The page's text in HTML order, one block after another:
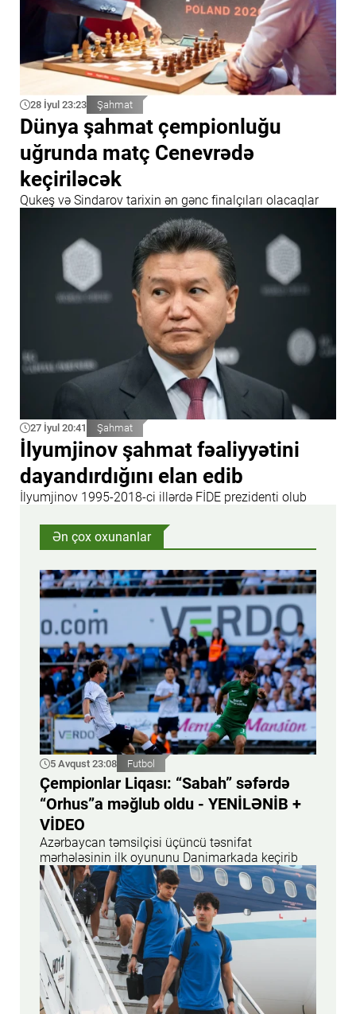
28 İyul 23:23 Şahmat
Dünya şahmat çempionluğu
uğrunda matç Cenevrədə
keçiriləcək
Qukeş və Sindarov tarixin ən gənc finalçıları olacaqlar
27 İyul 20:41 Şahmat
İlyumjinov şahmat fəaliyyətini
dayandırdığını elan edib
İlyumjinov 1995-2018-ci illərdə FİDE prezidenti olub
Ən çox oxunanlar
5 Avqust 23:08 Futbol
Çempionlar Liqası: “Sabah” səfərdə
“Orhus”a məğlub oldu - YENİLƏNİB +
VİDEO
Azərbaycan təmsilçisi üçüncü təsnifat
mərhələsinin ilk oyununu Danimarkada keçirib